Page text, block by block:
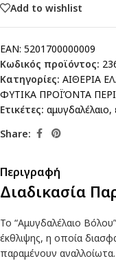
Add to wishlist
EAN: 5201700000009
Κωδικός προϊόντος:
Κατηγορίες: ΑΙΘΕΡΙΑ
ΦΥΤΙΚΑ ΠΡΟΪΌΝΤΑ
Ετικέτες: αμυγδαλέλαιο,
Share:
Περιγραφή
Διαδικασία
Το “Αμυγδαλέλαιο
έκθλιψης, η οποία
παραμένουν